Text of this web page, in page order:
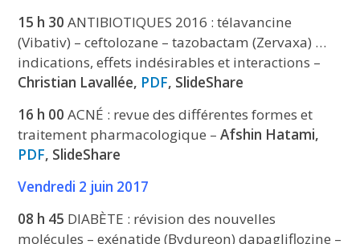
15 h 30ANTIBIOTIQUES 2016 : télavancine
(Vibativ) – ceftolozane – tazobactam (Zervaxa) …
indications, effets indésirables et interactions –
Christian Lavallée, PDF, SlideShare
16 h 00ACNÉ : revue des différentes formes et
traitement pharmacologique –Afshin Hatami,
PDF, SlideShare
Vendredi 2 juin 2017
08 h 45 DIABÈTE : révision des nouvelles
molécules – exénatide (Bydureon) dapagliflozine –